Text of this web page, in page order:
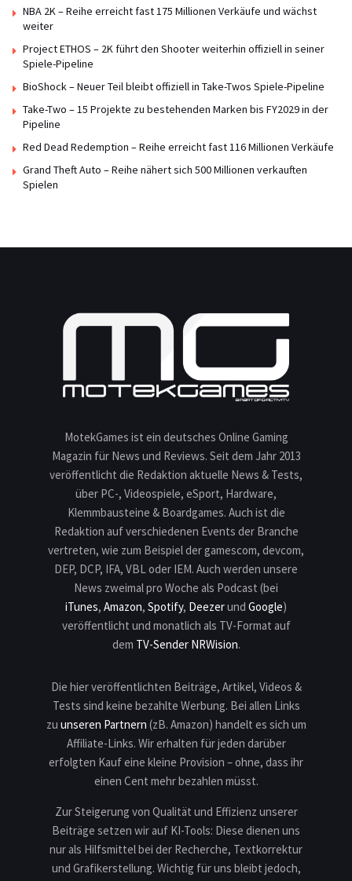
NBA 2K – Reihe erreicht fast 175 Millionen Verkäufe und wächst
weiter
Project ETHOS – 2K führt den Shooter weiterhin offiziell in seiner
Spiele-Pipeline
BioShock – Neuer Teil bleibt offiziell in Take-Twos Spiele-Pipeline
Take-Two – 15 Projekte zu bestehenden Marken bis FY2029 in der
Pipeline
Red Dead Redemption – Reihe erreicht fast 116 Millionen Verkäufe
Grand Theft Auto – Reihe nähert sich 500 Millionen verkauften
Spielen
MotekGames ist ein deutsches Online Gaming
Magazin für News und Reviews. Seit dem Jahr 2013
veröffentlicht die Redaktion aktuelle News & Tests,
über PC-, Videospiele, eSport, Hardware,
Klemmbausteine & Boardgames. Auch ist die
Redaktion auf verschiedenen Events der Branche
vertreten, wie zum Beispiel der gamescom, devcom,
DEP, DCP, IFA, VBL oder IEM. Auch werden unsere
News zweimal pro Woche als Podcast (bei
iTunes, Amazon, Spotify, Deezerund Google)
veröffentlicht und monatlich als TV-Format auf
dem TV-Sender NRWision.
Die hier veröffentlichten Beiträge, Artikel, Videos &
Tests sind keine bezahlte Werbung. Bei allen Links
zu unseren Partnern (zB. Amazon) handelt es sich um
Affiliate-Links. Wir erhalten für jeden darüber
erfolgten Kauf eine kleine Provision – ohne, dass ihr
einen Cent mehr bezahlen müsst.
Zur Steigerung von Qualität und Effizienz unserer
Beiträge setzen wir auf KI-Tools: Diese dienen uns
nur als Hilfsmittel bei der Recherche, Textkorrektur
und Grafikerstellung. Wichtig für uns bleibt jedoch,